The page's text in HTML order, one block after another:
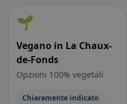
🌱
Vegano in La Chaux-
de-Fonds
Opzioni 100% vegetali
Chiaramente indicato